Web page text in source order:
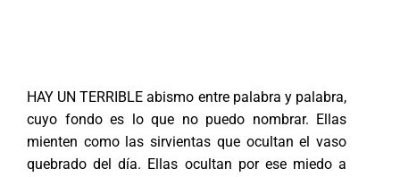
HAY UN TERRIBLE abismo entre palabra y palabra,
cuyo fondo es lo que no puedo nombrar. Ellas
mienten como las sirvientas que ocultan el vaso
quebrado del día. Ellas ocultan por ese miedo a